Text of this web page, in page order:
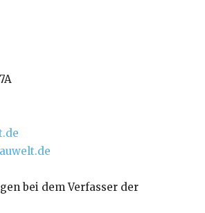
bei dem Verfasser der